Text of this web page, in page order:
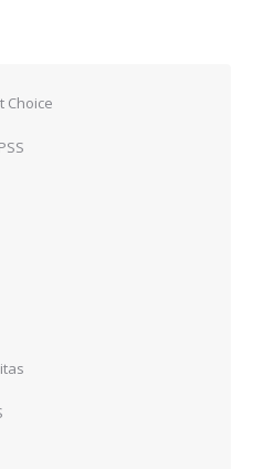
Choice